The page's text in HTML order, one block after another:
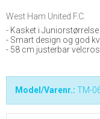
West Ham United F.C.
- Kasket i
- Smart design og god
- 58 cm justerbar
Model/Varenr.: TM-